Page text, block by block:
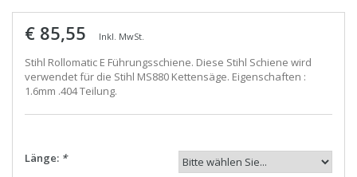
€ 85,55 Inkl. MwSt.
Stihl Rollomatic E Führungsschiene. Diese Stihl Schiene wird
verwendet für die Stihl MS880 Kettensäge. Eigenschaften :
1.6mm .404 Teilung.
Länge: *